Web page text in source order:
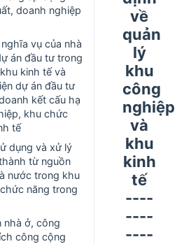
doanh nghiệp
vụ của nhà
án đầu tư trong
kinh tế và
dự án đầu tư
kết cấu hạ
khu chức
tế
dụng và xử lý
từ nguồn
nước trong khu
năng trong
nhà ở, công
công cộng
về
quản
lý
khu
công
nghiệp
và
khu
kinh
tế
----
----
----